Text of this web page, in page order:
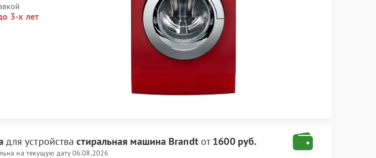
3-х лет
для устройствастиральная машина Brandtот1600 руб.
на текущую дату 06.08.2026